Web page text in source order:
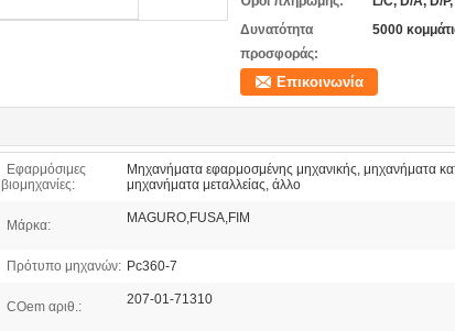
Δυνατότητα
προσφοράς:
5000
Επικοινωνία
Εφαρμόσιμες
βιομηχανίες:
Μηχανήματα εφαρμοσμένης μηχανικής, μηχανήματα
μηχανήματα μεταλλείας, άλλο
Μάρκα: MAGURO,FUSA,FIM
Πρότυπο μηχανών: Pc360-7
COem αριθ.: 207-01-71310